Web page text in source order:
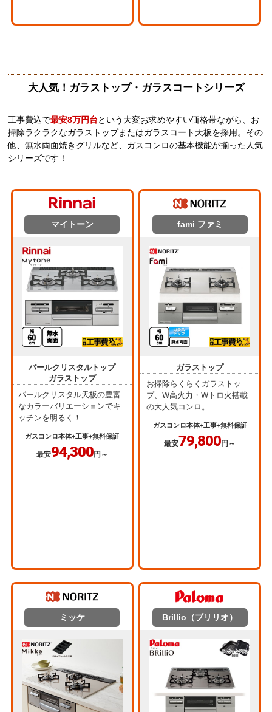
大人気！ガラストップ・ガラスコートシリーズ
工事費込で最安8万円台という大変お求めやすい価格帯ながら、お
掃除ラクラクなガラストップまたはガラスコート天板を採用。その
他、無水両面焼きグリルなど、ガスコンロの基本機能が揃った人気
シリーズです！
マイトーン
パールクリスタルトップ
ガラストップ
パールクリスタル天板の豊富
なカラーバリエーションでキ
ッチンを明るく！
ガスコンロ本体+工事+無料保証
最安94,300円～
fami ファミ
ガラストップ
お掃除らくらくガラストッ
プ、W高火力・Wトロ火搭載
の大人気コンロ。
ガスコンロ本体+工事+無料保証
最安79,800円～
ミッケ Brillio（ブリリオ）